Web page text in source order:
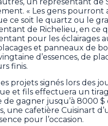
un représentant de
« Les gens
ce soit le quartz ou le
de Richelieu, en ce
pour les éclairages
et panneaux de
d’essences, de
finis.
projets signés lors des
et fils effectuera un
de gagner jusqu’à 8000
une cafetière Cuisinart
pour l’occasion.